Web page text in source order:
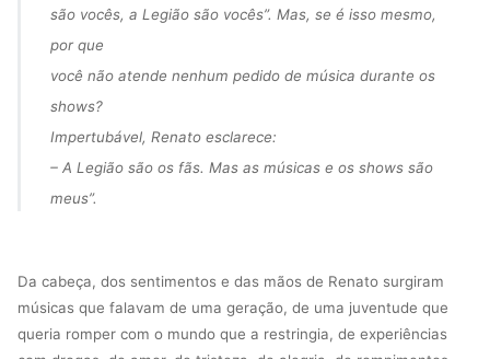
são vocês, a Legião são vocês”. Mas, se é isso mesmo,
por que
você não atende nenhum pedido de música durante os
shows?
Impertubável, Renato esclarece:
– A Legião são os fãs. Mas as músicas e os shows são
meus”.
Da cabeça, dos sentimentos e das mãos de Renato surgiram
músicas que falavam de uma geração, de uma juventude que
queria romper com o mundo que a restringia, de experiências